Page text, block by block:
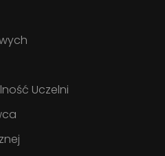
Uczelni